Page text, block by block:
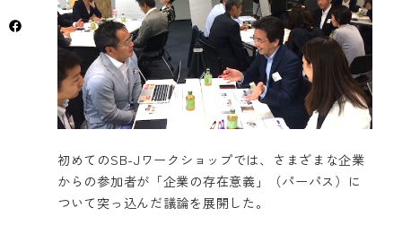
初めてのSB-Jワークショップでは、さまざまな企業
からの参加者が「企業の存在意義」（パーパス）に
ついて突っ込んだ議論を展開した。